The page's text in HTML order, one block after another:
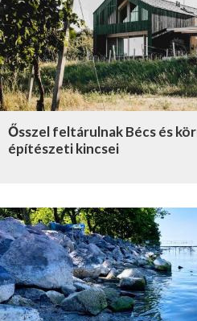
Ősszel feltárulnak Bécs és
építészeti kincsei